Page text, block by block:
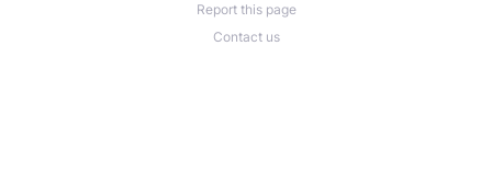
Report this page
Contact us